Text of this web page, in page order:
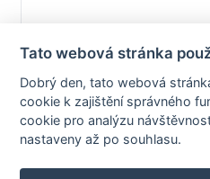
Automobilový
Strojírenství
Plzeň-město
Detail spolupráce →
Tato webová stránka
Dobrý den, tato webová
cookie k zajištění správného
cookie pro analýzu
nastaveny až po souhlasu.